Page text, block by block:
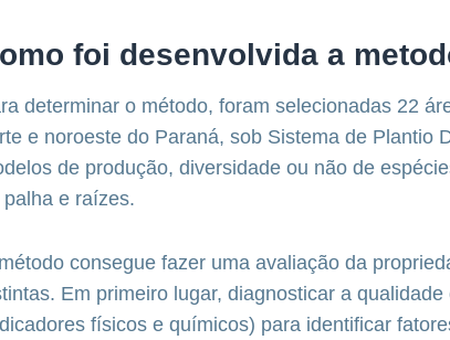
foi desenvolvida a
determinar o método, foram selecionadas 22
e noroeste do Paraná, sob Sistema de Plantio
de produção, diversidade ou não de
palha e raízes.
consegue fazer uma avaliação da
Em primeiro lugar, diagnosticar a
físicos e químicos) para identificar